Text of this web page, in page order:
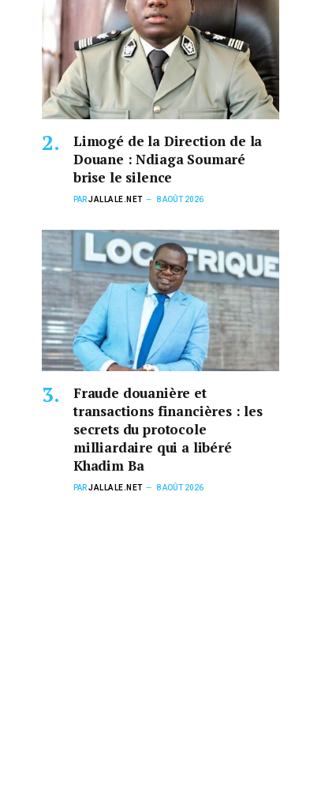
Limogé de la Direction de la
Douane : Ndiaga Soumaré
brise le silence
PARJALLALE.NET 8 AOÛT 2026
Fraude douanière et
transactions financières : les
secrets du protocole
milliardaire qui a libéré
Khadim Ba
PARJALLALE.NET 8 AOÛT 2026